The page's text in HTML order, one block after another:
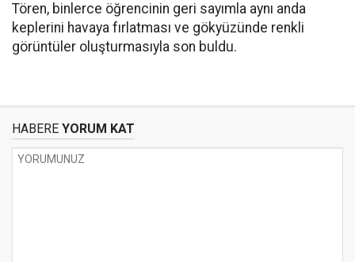
Tören, binlerce öğrencinin geri sayımla aynı anda
keplerini havaya fırlatması ve gökyüzünde renkli
görüntüler oluşturmasıyla son buldu.
HABERE YORUM KAT